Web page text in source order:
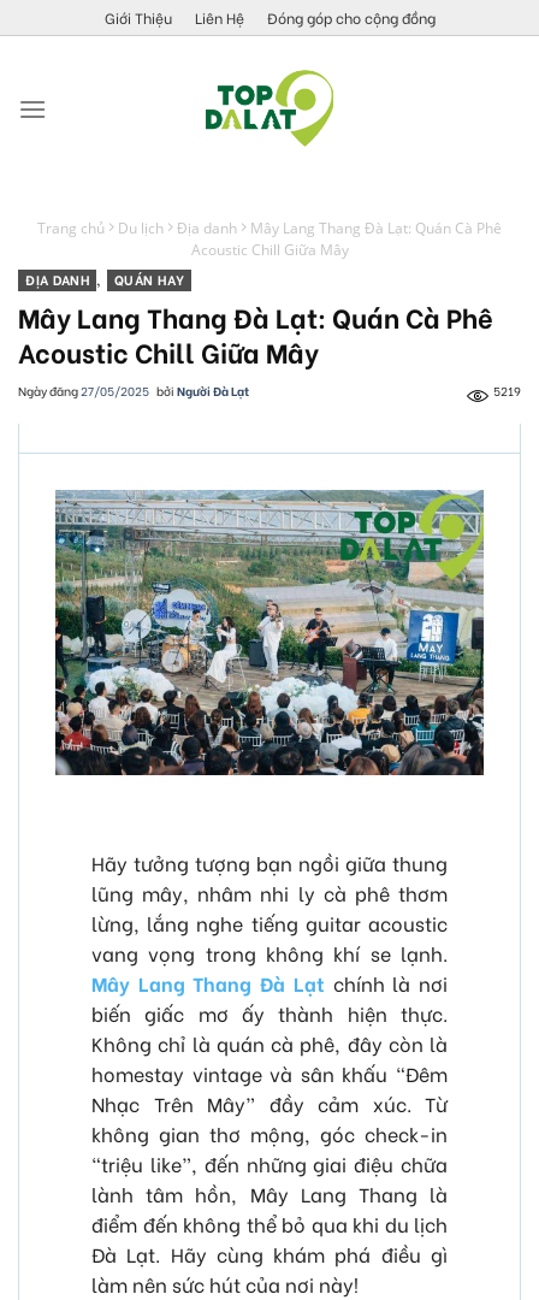
to
Giới Thiệu Liên Hệ Đóng góp cho cộng đồng
Trang chủ Du lịch Địa danh
Mây Lang Thang Đà Lạt: Quán Cà Phê
Acoustic Chill Giữa Mây
ĐỊA DANH , QUÁN HAY
Mây Lang Thang Đà Lạt: Quán Cà Phê
Acoustic Chill Giữa Mây
Ngày đăng 27/05/2025 bởi Người Đà Lạt 5219
Hãy tưởng tượng bạn ngồi giữa thung
lũng mây, nhâm nhi ly cà phê thơm
lừng, lắng nghe tiếng guitar acoustic
vang vọng trong không khí se lạnh.
Mây Lang Thang Đà Lạt chính là nơi
biến giấc mơ ấy thành hiện thực.
Không chỉ là quán cà phê, đây còn là
homestay vintage và sân khấu “Đêm
Nhạc Trên Mây” đầy cảm xúc. Từ
không gian thơ mộng, góc check-in
“triệu like”, đến những giai điệu chữa
lành tâm hồn, Mây Lang Thang là
điểm đến không thể bỏ qua khi du lịch
Đà Lạt. Hãy cùng khám phá điều gì
làm nên sức hút của nơi này!